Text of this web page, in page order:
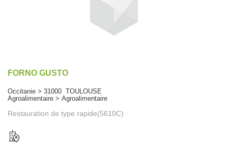
FORNO GUSTO
Occitanie > 31000 TOULOUSE
Agroalimentaire > Agroalimentaire
Restauration de type rapide(5610C)